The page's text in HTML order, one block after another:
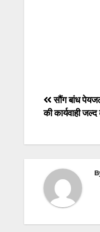
Post
सौंग बांध
की कार्यवाही